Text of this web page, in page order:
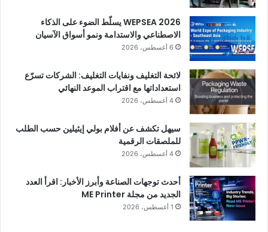
WEPSEA 2026 يسلّط الضوء على الذكاء
الاصطناعي والاستدامة ونمو أسواق الآسيان
6 أغسطس، 2026
لائحة التغليف ونفايات التغليف: الشركات تسرّع
استعداداتها مع اقتراب الموعد النهائي
4 أغسطس، 2026
سيهل تكشف عن أفلام بولي إيثيلين حسب الطلب
للملصقات الرقمية
4 أغسطس، 2026
أحدث توجهات الصناعة وأبرز الأخبار: اقرأ العدد
الجديد من مجلة ME Printer
1 أغسطس، 2026